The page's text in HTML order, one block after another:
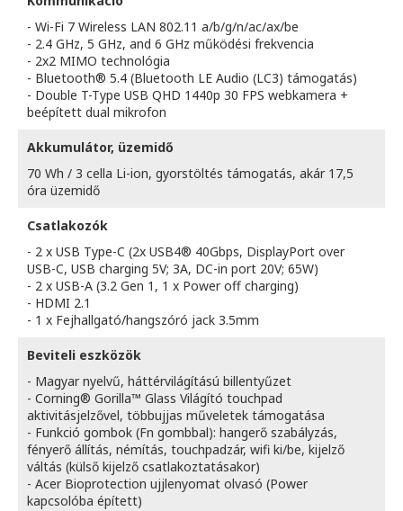
- Wi-Fi 7 Wireless LAN 802.11 a/b/g/n/ac/ax/be
- 2.4 GHz, 5 GHz, and 6 GHz működési frekvencia
- 2x2 MIMO technológia
- Bluetooth® 5.4 (Bluetooth LE Audio (LC3) támogatás)
- Double T-Type USB QHD 1440p 30 FPS webkamera +
beépített dual mikrofon
Akkumulátor, üzemidő
70 Wh / 3 cella Li-ion, gyorstöltés támogatás, akár 17,5
óra üzemidő
Csatlakozók
- 2 x USB Type-C (2x USB4® 40Gbps, DisplayPort over
USB-C, USB charging 5V; 3A, DC-in port 20V; 65W)
- 2 x USB-A (3.2 Gen 1, 1 x Power off charging)
- HDMI 2.1
- 1 x Fejhallgató/hangszóró jack 3.5mm
Beviteli eszközök
- Magyar nyelvű, háttérvilágítású billentyűzet
- Corning® Gorilla™ Glass Világító touchpad
aktivitásjelzővel, többujjas műveletek támogatása
- Funkció gombok (Fn gombbal): hangerő szabályzás,
fényerő állítás, némítás, touchpadzár, wifi ki/be, kijelző
váltás (külső kijelző csatlakoztatásakor)
- Acer Bioprotection ujjlenyomat olvasó (Power
kapcsolóba épített)